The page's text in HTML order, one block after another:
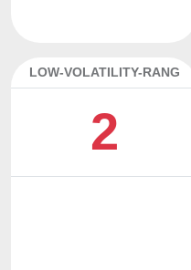
LOW-VOLATILITY-RANG
2